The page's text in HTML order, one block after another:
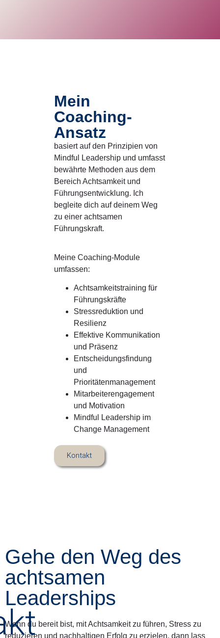
Mein
Coaching-
Ansatz
basiert auf den Prinzipien von
Mindful Leadership und umfasst
bewährte Methoden aus dem
Bereich Achtsamkeit und
Führungsentwicklung. Ich
begleite dich auf deinem Weg
zu einer achtsamen
Führungskraft.
Meine Coaching-Module
umfassen:
Achtsamkeitstraining für
Führungskräfte
Stressreduktion und
Resilienz
Effektive Kommunikation
und Präsenz
Entscheidungsfindung
und
Prioritätenmanagement
Mitarbeiterengagement
und Motivation
Mindful Leadership im
Change Management
Kontakt
Gehe den Weg des
achtsamen
Leaderships
Wenn du bereit bist, mit Achtsamkeit zu führen, Stress zu
reduzieren und nachhaltigen Erfolg zu erzielen, dann lass